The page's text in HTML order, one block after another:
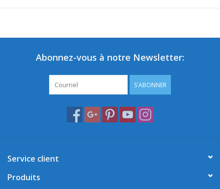
Abonnez-vous à notre Newsletter:
S'ABONNER
Service client
Produits